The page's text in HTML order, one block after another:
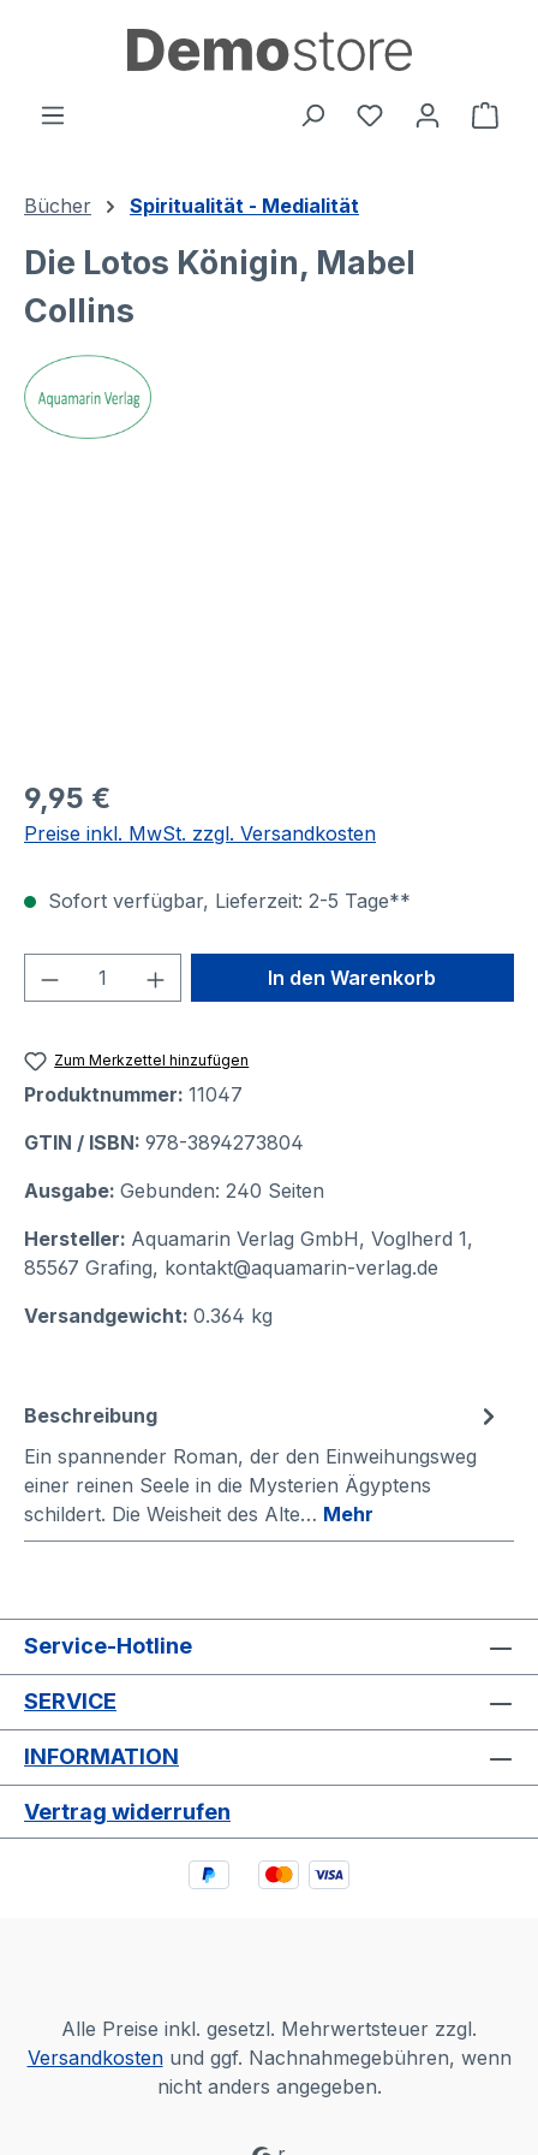
Bücher Spiritualität - Medialität
Die Lotos Königin, Mabel
Collins
9,95 €
Preise inkl. MwSt. zzgl. Versandkosten
Sofort verfügbar, Lieferzeit: 2-5 Tage**
Produkt Anzahl: Gib denIn den Warenkorb
Zum Merkzettel hinzufügen
Produktnummer: 11047
GTIN / ISBN: 978-3894273804
Ausgabe: Gebunden: 240 Seiten
Hersteller: Aquamarin Verlag GmbH, Voglherd 1,
85567 Grafing, kontakt@aquamarin-verlag.de
Versandgewicht: 0.364 kg
Beschreibung
Ein spannender Roman, der den Einweih­ungsweg
einer reinen Seele in die Mysterien Ägyptens
schildert. Die Weisheit des Alte… Mehr
Service-Hotline
SERVICE
INFORMATION
Vertrag widerrufen
Alle Preise inkl. gesetzl. Mehrwertsteuer zzgl.
Versandkostenund ggf. Nachnahmegebühren, wenn
nicht anders angegeben.